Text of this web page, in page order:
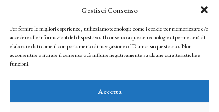
Gestisci Consenso
Per fornire le migliori esperienze, utilizziamo tecnologie come i cookie per memorizzare e/o
accedere alle informazioni del dispositivo. Il consenso a queste tecnologie ci permetterà di
elaborare dati come il comportamento di navigazione o ID unici su questo sito. Non
acconsentire o ritirare il consenso può influire negativamente su alcune caratteristiche e
funzioni.
Accetta
ISCRIVITI
Facendo clic per iscriverti, riconosci che le tue informazioni saranno trattate
seguendo la nostra Privacy Policy
© 2025 Istituto Matteucci. All right reserved
l’autorizzazione scritta dei proprietari dei diritti e dell’Istituto Matteucci